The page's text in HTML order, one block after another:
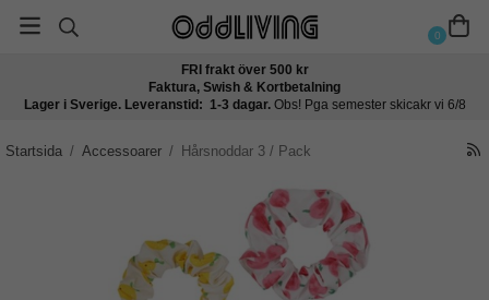
0
FRI frakt över 500 kr
Faktura, Swish & Kortbetalning
Lager i Sverige. Leveranstid: 1-3 dagar. Obs! Pga semester skicakr vi 6/8
Startsida / Accessoarer / Hårsnoddar 3 / Pack